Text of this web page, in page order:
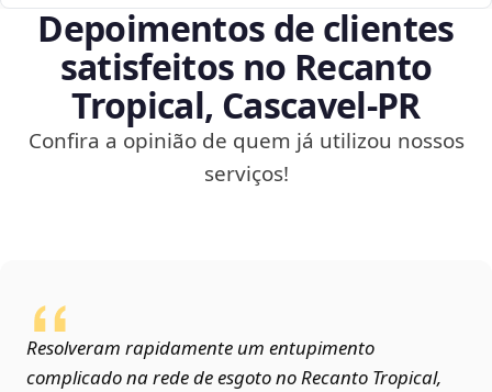
Depoimentos de clientes
satisfeitos no Recanto
Tropical, Cascavel‑PR
Confira a opinião de quem já utilizou nossos
serviços!
Resolveram rapidamente um entupimento
complicado na rede de esgoto no Recanto Tropical,